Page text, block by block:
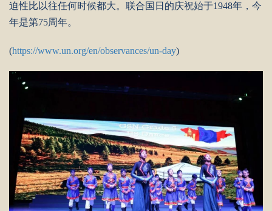
迫性比以往任何时候都大。联合国日的庆祝始于1948年，今
年是第75周年。
(https://www.un.org/en/observances/un-day)